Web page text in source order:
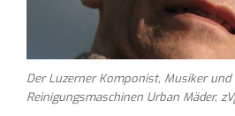
Der Luzerner Komponist, Musiker
Reinigungsmaschinen Urban Mäder,